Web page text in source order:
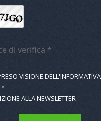
VISIONE
*
ALLA NEWSLETTER